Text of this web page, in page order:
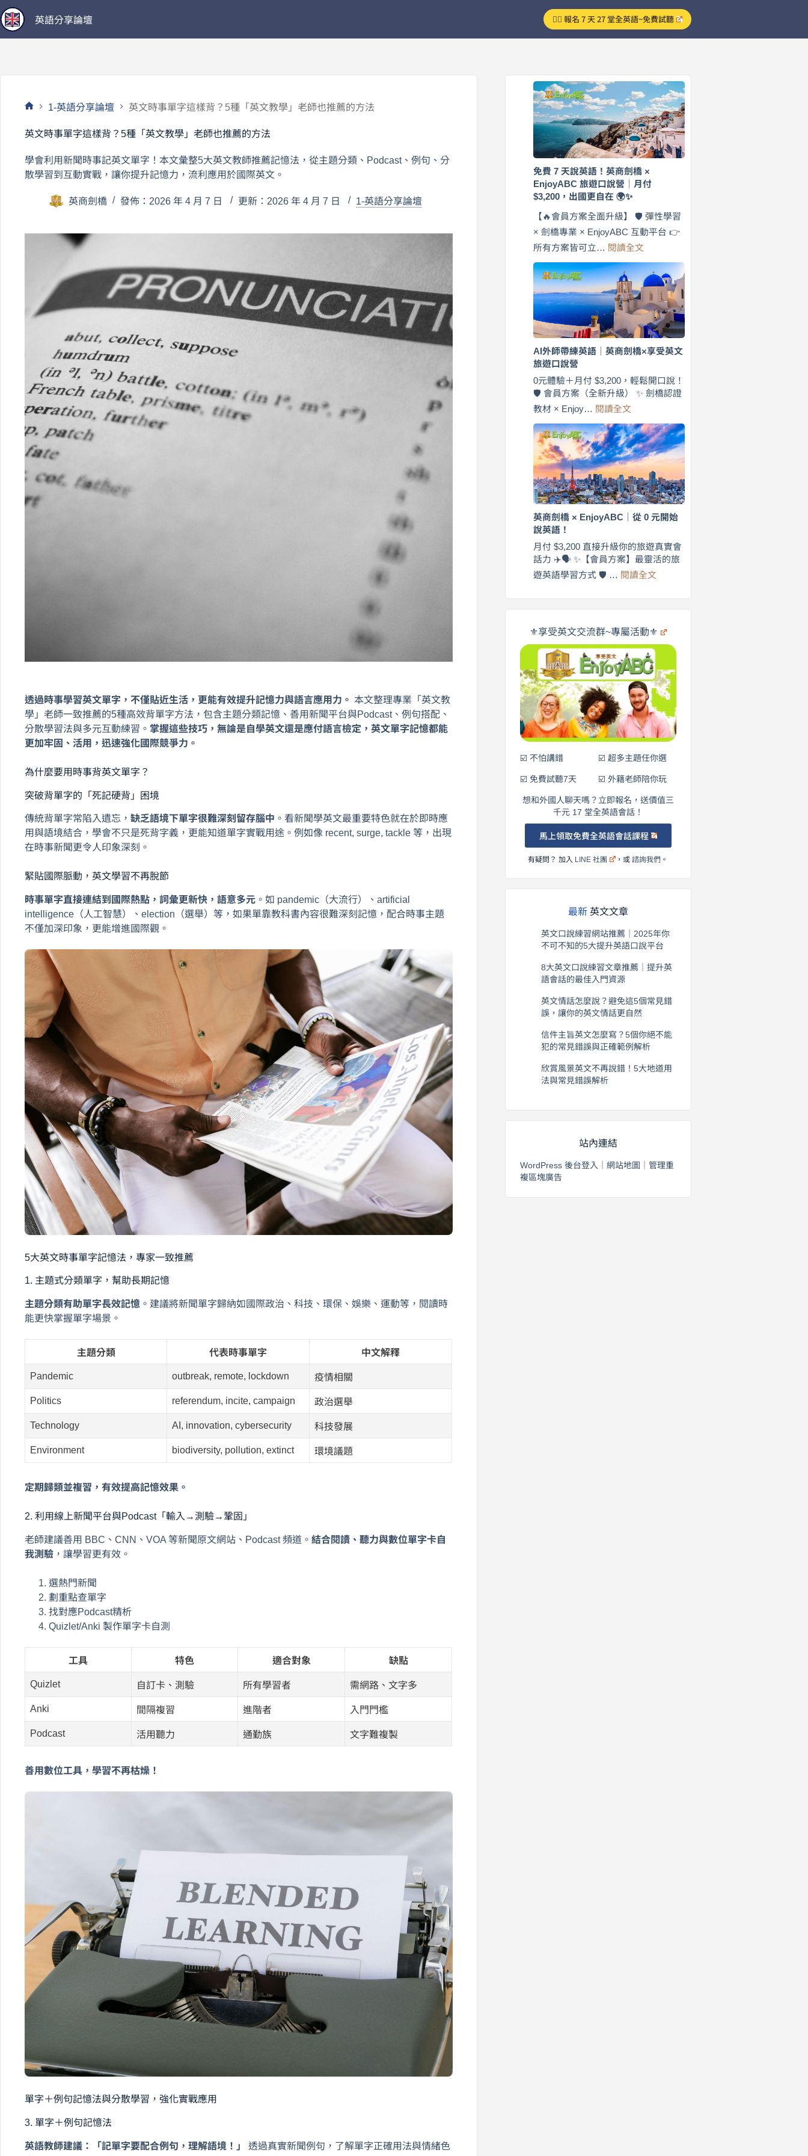
跳
至
主
英語分享論壇 👉🏻 報名 7 天 27 堂全英語~免費試聽
頁
1-英語分享論壇 英文時事單字這樣背？5種「英文教學」老師也推薦的方法
英文時事單字這樣背？5種「英文教學」老師也推薦的方法
學會利用新聞時事記英文單字！本文彙整5大英文教師推薦記憶法，從主題分類、Podcast、例句、分
散學習到互動實戰，讓你提升記憶力，流利應用於國際英文。
英商劍橋 發佈：2026 年 4 月 7 日 更新：2026 年 4 月 7 日 1-英語分享論壇
透過時事學習英文單字，不僅貼近生活，更能有效提升記憶力與語言應用力。 本文整理專業「英文教
學」老師一致推薦的5種高效背單字方法，包含主題分類記憶、善用新聞平台與Podcast、例句搭配、
分散學習法與多元互動練習。 掌握這些技巧，無論是自學英文還是應付語言檢定，英文單字記憶都能
更加牢固、活用，迅速強化國際競爭力。
為什麼要用時事背英文單字？
突破背單字的「死記硬背」困境
傳統背單字常陷入遺忘， 缺乏語境下單字很難深刻留存腦中 。看新聞學英文最重要特色就在於即時應
用與語境結合，學會不只是死背字義，更能知道單字實戰用途。例如像 recent, surge, tackle 等，出現
在時事新聞更令人印象深刻。
緊貼國際脈動，英文學習不再脫節
時事單字直接連結到國際熱點，詞彙更新快，語意多元 。如 pandemic（大流行）、artificial
intelligence（人工智慧）、election（選舉）等，如果單靠教科書內容很難深刻記憶，配合時事主題
不僅加深印象，更能增進國際觀。
5大英文時事單字記憶法，專家一致推薦
1. 主題式分類單字，幫助長期記憶
主題分類有助單字長效記憶 。建議將新聞單字歸納如國際政治、科技、環保、娛樂、運動等，閱讀時
能更快掌握單字場景。
主題分類 代表時事單字 中文解釋
Pandemic outbreak, remote, lockdown 疫情相關
Politics referendum, incite, campaign 政治選舉
Technology AI, innovation, cybersecurity 科技發展
Environment biodiversity, pollution, extinct 環境議題
定期歸類並複習，有效提高記憶效果。
2. 利用線上新聞平台與Podcast「輸入→測驗→鞏固」
老師建議善用 BBC、CNN、VOA 等新聞原文網站、Podcast 頻道。 結合閱讀、聽力與數位單字卡自
我測驗 ，讓學習更有效。
選熱門新聞
劃重點查單字
找對應Podcast精析
Quizlet/Anki 製作單字卡自測
工具 特色 適合對象 缺點
Quizlet 自訂卡、測驗 所有學習者 需網路、文字多
Anki 間隔複習 進階者 入門門檻
Podcast 活用聽力 通勤族 文字難複製
善用數位工具，學習不再枯燥！
單字＋例句記憶法與分散學習，強化實戰應用
3. 單字＋例句記憶法
英語教師建議：「記單字要配合例句，理解語境！」
透過真實新聞例句，了解單字正確用法與情緒色
免費 7 天說英語！英商劍橋 ×
EnjoyABC 旅遊口說營｜月付
$3,200，出國更自在 🌍✨
【🔥會員方案全面升級】 🛡️ 彈性學習
× 劍橋專業 × EnjoyABC 互動平台 👉
所有方案皆可立… 閱讀全文
費
7
天
說
英
語！
商
橋
×
EnjoyABC
遊
口
說
營
｜
月
付
$3,200，
更
自
在
✨
AI外師帶練英語｜英商劍橋×享受英文
旅遊口說營
0元體驗＋月付 $3,200，輕鬆開口說！
🛡️ 會員方案（全新升級） ✨ 劍橋認證
教材 × Enjoy… 閱讀全文
外
師
帶
練
英
語
｜
英
劍
橋
×
享
英
旅
遊
口
說
營
英商劍橋 × EnjoyABC｜從 0 元開始
說英語！
月付 $3,200 直接升級你的旅遊真實會
話力 ✈️🗣️ ✨【會員方案】最靈活的旅
遊英語學習方式 🛡️ … 閱讀全文
商
劍
×
EnjoyABC
0
元
開
始
說
英
語！
⚜️享受英文交流群~專屬活動⚜️
☑️ 不怕講錯
☑️ 免費試聽7天
☑️ 超多主題任你選
☑️ 外籍老師陪你玩
想和外國人聊天嗎？立即報名，送價值三
千元 17 堂全英語會話！
馬上領取免費全英語會話課程
有疑問？ 加入 LINE 社團 ，或諮詢我們 。
最新英文文章
英文口說練習網站推薦｜2025年你
不可不知的5大提升英語口說平台
8大英文口說練習文章推薦｜提升英
語會話的最佳入門資源
英文情話怎麼說？避免這5個常見錯
誤，讓你的英文情話更自然
信件主旨英文怎麼寫？5個你絕不能
犯的常見錯誤與正確範例解析
欣賞風景英文不再說錯！5大地道用
法與常見錯誤解析
站內連結
WordPress 後台登入 網站地圖
管理重
複區塊廣告